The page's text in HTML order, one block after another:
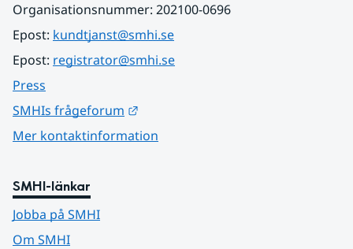
Organisationsnummer: 202100-0696
Epost: kundtjanst@smhi.se
Epost: registrator@smhi.se
Press
SMHIs frågeforum
Mer kontaktinformation
SMHI-länkar
Jobba på SMHI
Om SMHI